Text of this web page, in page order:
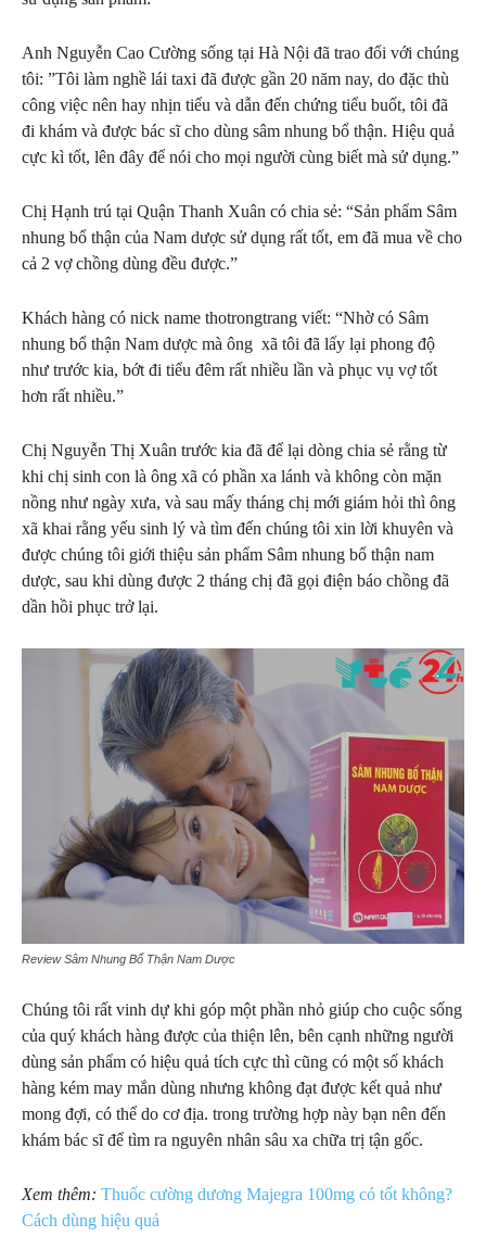
Anh Nguyễn Cao Cường sống tại Hà Nội đã trao đổi với chúng
tôi: ”Tôi làm nghề lái taxi đã được gần 20 năm nay, do đặc thù
công việc nên hay nhịn tiểu và dẫn đến chứng tiểu buốt, tôi đã
đi khám và được bác sĩ cho dùng sâm nhung bổ thận. Hiệu quả
cực kì tốt, lên đây để nói cho mọi người cùng biết mà sử dụng.”
Chị Hạnh trú tại Quận Thanh Xuân có chia sẻ: “Sản phẩm Sâm
nhung bổ thận của Nam dược sử dụng rất tốt, em đã mua về cho
cả 2 vợ chồng dùng đều được.”
Khách hàng có nick name thotrongtrang viết: “Nhờ có Sâm
nhung bổ thận Nam dược mà ông xã tôi đã lấy lại phong độ
như trước kia, bớt đi tiểu đêm rất nhiều lần và phục vụ vợ tốt
hơn rất nhiều.”
Chị Nguyễn Thị Xuân trước kia đã để lại dòng chia sẻ rằng từ
khi chị sinh con là ông xã có phần xa lánh và không còn mặn
nồng như ngày xưa, và sau mấy tháng chị mới giám hỏi thì ông
xã khai rằng yếu sinh lý và tìm đến chúng tôi xin lời khuyên và
được chúng tôi giới thiệu sản phẩm Sâm nhung bổ thận nam
dược, sau khi dùng được 2 tháng chị đã gọi điện báo chồng đã
dần hồi phục trở lại.
Review Sâm Nhung Bổ Thận Nam Dược
Chúng tôi rất vinh dự khi góp một phần nhỏ giúp cho cuộc sống
của quý khách hàng được của thiện lên, bên cạnh những người
dùng sản phẩm có hiệu quả tích cực thì cũng có một số khách
hàng kém may mắn dùng nhưng không đạt được kết quả như
mong đợi, có thể do cơ địa. trong trường hợp này bạn nên đến
khám bác sĩ để tìm ra nguyên nhân sâu xa chữa trị tận gốc.
Xem thêm: Thuốc cường dương Majegra 100mg có tốt không?
Cách dùng hiệu quả